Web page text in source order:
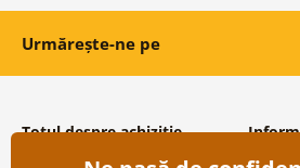
Urmărește-ne pe
Totul despre achiziție